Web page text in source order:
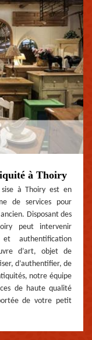
à Thoiry
sise à Thoiry est en
de services pour
Disposant des
peut intervenir
authentification
d’art, objet de
d’authentifier, de
notre équipe
de haute qualité
de votre petit